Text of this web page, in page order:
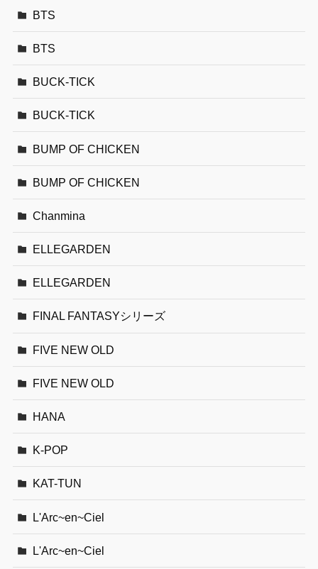
BTS
BTS
BUCK-TICK
BUCK-TICK
BUMP OF CHICKEN
BUMP OF CHICKEN
Chanmina
ELLEGARDEN
ELLEGARDEN
FINAL FANTASYシリーズ
FIVE NEW OLD
FIVE NEW OLD
HANA
K-POP
KAT-TUN
L'Arc~en~Ciel
L'Arc~en~Ciel